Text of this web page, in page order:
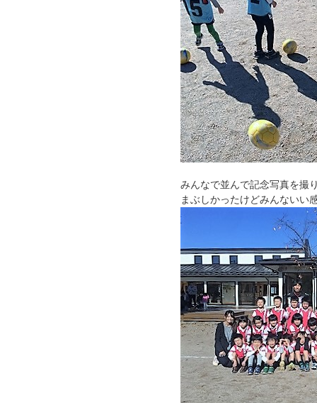
みんなで並んで記念写真を撮
まぶしかったけどみんないい